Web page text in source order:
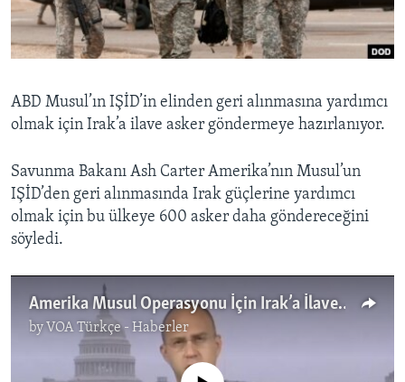
HAYATTAN
SANAT
BIZI TAKIP EDIN
Diller
ABD Musul’ın IŞİD’in elinden geri alınmasına yardımcı
olmak için Irak’a ilave asker göndermeye hazırlanıyor.
Savunma Bakanı Ash Carter Amerika’nın Musul’un
IŞİD’den geri alınmasında Irak güçlerine yardımcı
olmak için bu ülkeye 600 asker daha göndereceğini
söyledi.
Amerika Musul Operasyonu İçin Irak’a İlave Asker Gönderiyor
byVOA Türkçe - Haberler
No media source currently available